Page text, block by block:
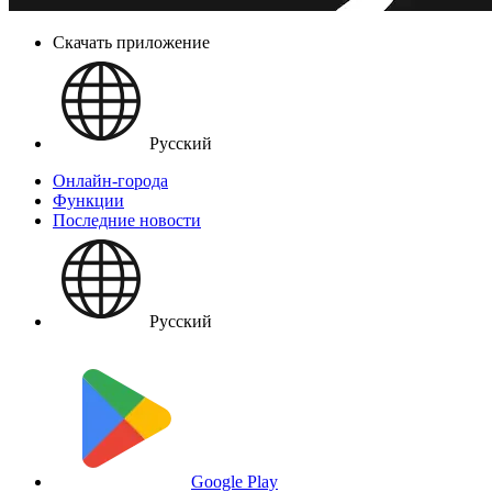
Скачать приложение
Русский
Онлайн-города
Функции
Последние новости
Русский
Google Play